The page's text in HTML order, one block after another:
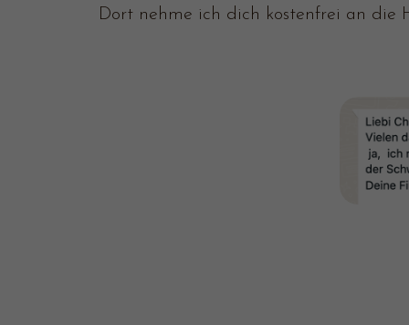
Dort nehme ich dich kostenfrei an die